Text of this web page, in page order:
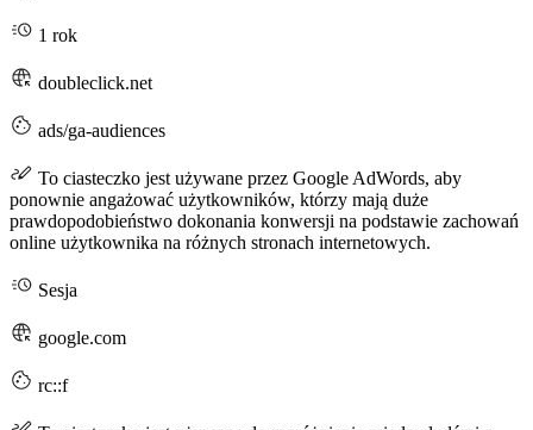
1 rok
doubleclick.net
ads/ga-audiences
To ciasteczko jest używane przez Google AdWords, aby
ponownie angażować użytkowników, którzy mają duże
prawdopodobieństwo dokonania konwersji na podstawie zachowań
online użytkownika na różnych stronach internetowych.
Sesja
google.com
rc::f